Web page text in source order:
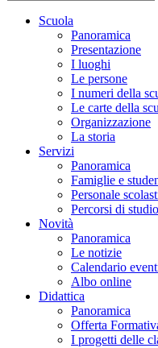
Scuola
Panoramica
Presentazione
I luoghi
Le persone
I numeri della
Le carte della
Organizzazione
La storia
Servizi
Panoramica
Famiglie e
Personale
Percorsi di studio
Novità
Panoramica
Le notizie
Calendario
Albo online
Didattica
Panoramica
Offerta
I progetti delle